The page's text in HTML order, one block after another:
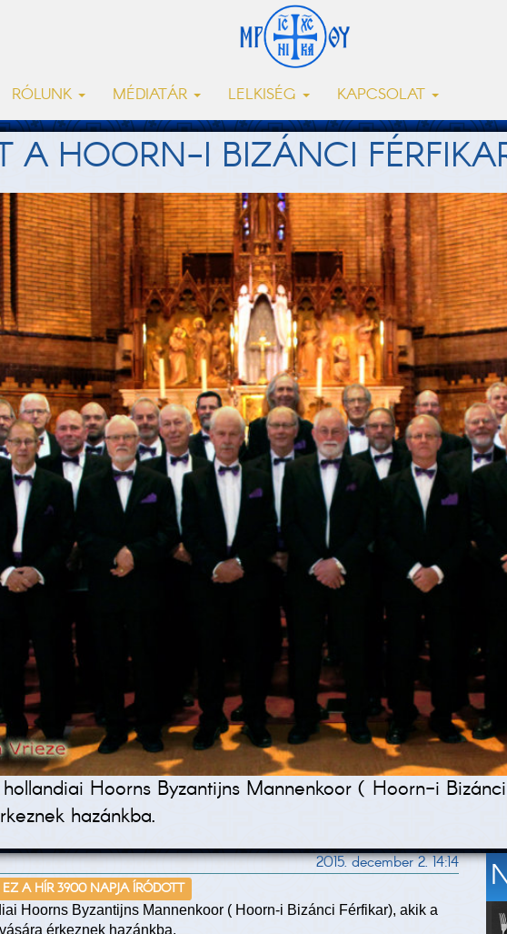
RÓLUNK MÉDIATÁR LELKISÉG KAPCSOLAT
A HOORN-I BIZÁNCI
Hoorns Byzantijns Mannenkoor ( Hoorn-i
hazánkba.
2015. december 2. 14:14
EZ A HÍR 3900 NAPJA ÍRÓDOTT
Hoorns Byzantijns Mannenkoor ( Hoorn-i Bizánci Férfikar), akik a
érkeznek hazánkba.